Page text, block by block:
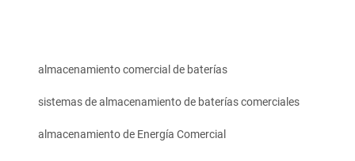
almacenamiento comercial de baterías
sistemas de almacenamiento de baterías comerciales
almacenamiento de Energía Comercial